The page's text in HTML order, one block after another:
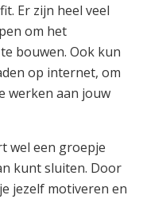
Er zijn heel veel
om het
bouwen. Ook kun
op internet, om
werken aan jouw
wel een groepje
kunt sluiten. Door
jezelf motiveren en